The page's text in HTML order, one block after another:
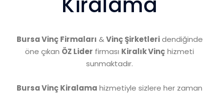
Bursa Vinç Firmaları &Vinç Şirketleridendiğinde
öne çıkan ÖZ Lider firması Kiralık Vinç hizmeti
sunmaktadır.
Bursa Vinç Kiralama hizmetiyle sizlere her zaman